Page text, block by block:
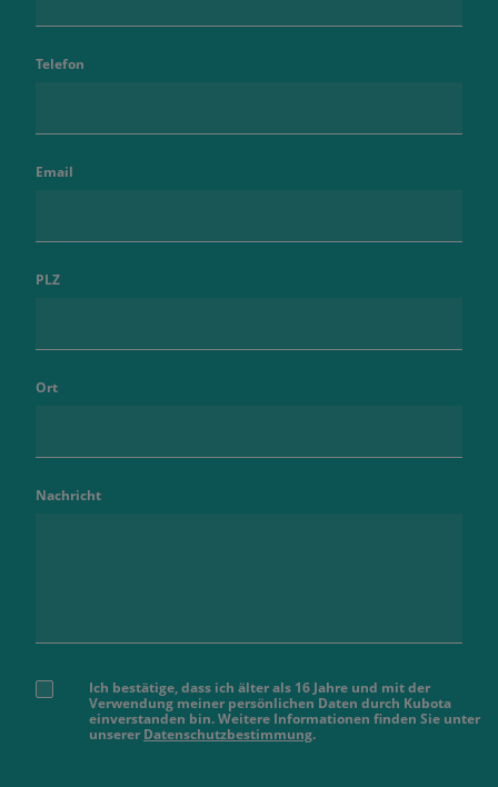
Telefon
Email
PLZ
Ort
Nachricht
Ich bestätige, dass ich älter als 16 Jahre und mit der
Verwendung meiner persönlichen Daten durch Kubota
einverstanden bin. Weitere Informationen finden Sie unter
unserer Datenschutzbestimmung.